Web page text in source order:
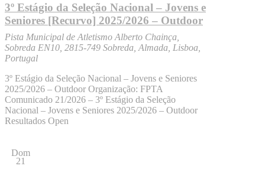
3º Estágio da Seleção Nacional – Jovens e
Seniores [Recurvo] 2025/2026 – Outdoor
Pista Municipal de Atletismo Alberto Chainça,
Sobreda EN10, 2815-749 Sobreda, Almada, Lisboa,
Portugal
3º Estágio da Seleção Nacional – Jovens e Seniores
2025/2026 – Outdoor Organização: FPTA
Comunicado 21/2026 – 3º Estágio da Seleção
Nacional – Jovens e Seniores 2025/2026 – Outdoor
Resultados Open
Dom
21